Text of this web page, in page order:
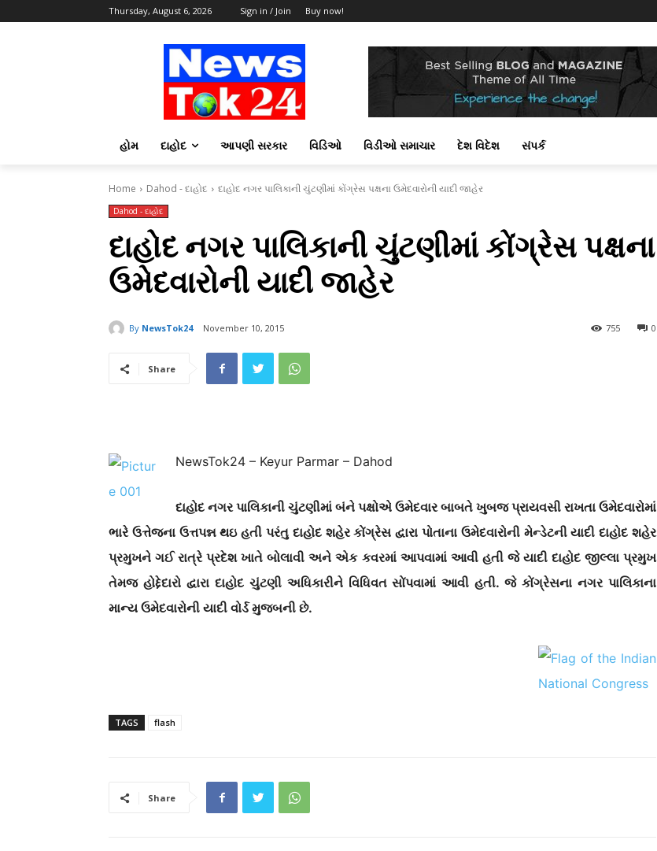
Thursday, August 6, 2026 Sign in / Join Buy now!
હોમ દાહોદ આપણી સરકાર વિડિઓ વિડીઓ સમાચાર દેશ વિદેશ સંપર્ક
Home Dahod - દાહોદ દાહોદ નગર પાલિકાની ચુંટણીમાં કોંગ્રેસ પક્ષના ઉમેદવારોની યાદી જાહેર
Dahod - દાહોદ
દાહોદ નગર પાલિકાની ચુંટણીમાં કોંગ્રેસ પક્ષના
ઉમેદવારોની યાદી જાહેર
By NewsTok24 November 10, 2015 0
755
Share
NewsTok24 – Keyur Parmar – Dahod
દાહોદ નગર પાલિકાની ચુંટણીમાં બંને પક્ષોએ ઉમેદવાર બાબતે ખુબજ પ્રાયવસી રાખતા ઉમેદવારોમાં
ભારે ઉત્તેજના ઉત્તપન્ન થઇ હતી પરંતુ દાહોદ શહેર કોંગ્રેસ દ્વારા પોતાના ઉમેદવારોની મેન્ડેટની યાદી દાહોદ શહેર
પ્રમુખને ગઈ રાત્રે પ્રદેશ ખાતે બોલાવી અને એક કવરમાં આપવામાં આવી હતી જે યાદી દાહોદ જીલ્લા પ્રમુખ
તેમજ હોદ્દેદારો દ્વારા દાહોદ ચુંટણી અધિકારીને વિધિવત સોંપવામાં આવી હતી. જે કોંગ્રેસના નગર પાલિકાના
માન્ય ઉમેદવારોની યાદી વોર્ડ મુજબની છે.
TAGS flash
Share